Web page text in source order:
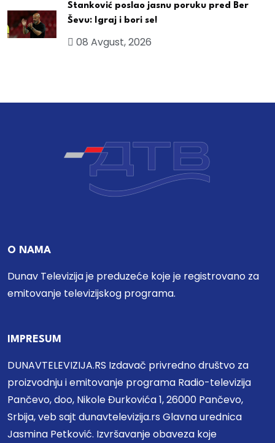
Stanković poslao jasnu poruku pred Ber
Ševu: Igraj i bori se!
08 Avgust, 2026
O NAMA
Dunav Televizija je preduzeće koje je registrovano za
emitovanje televizijskog programa.
IMPRESUM
DUNAVTELEVIZIJA.RS Izdavač privredno društvo za
proizvodnju i emitovanje programa Radio-televizija
Pančevo, doo, Nikole Đurkovića 1, 26000 Pančevo,
Srbija, veb sajt dunavtelevizija.rs Glavna urednica
Jasmina Petković. Izvršavanje obaveza koje